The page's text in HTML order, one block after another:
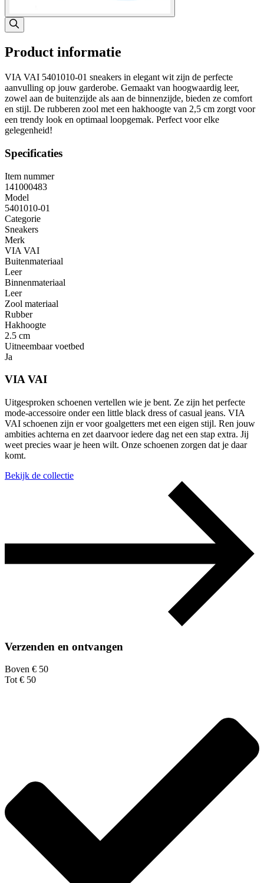
Product informatie
VIA VAI 5401010-01 sneakers in elegant wit zijn de perfecte
aanvulling op jouw garderobe. Gemaakt van hoogwaardig leer,
zowel aan de buitenzijde als aan de binnenzijde, bieden ze comfort
en stijl. De rubberen zool met een hakhoogte van 2,5 cm zorgt voor
een trendy look en optimaal loopgemak. Perfect voor elke
gelegenheid!
Specificaties
Item nummer
141000483
Model
5401010-01
Categorie
Sneakers
Merk
VIA VAI
Buitenmateriaal
Leer
Binnenmateriaal
Leer
Zool materiaal
Rubber
Hakhoogte
2.5 cm
Uitneembaar voetbed
Ja
VIA VAI
Uitgesproken schoenen vertellen wie je bent. Ze zijn het perfecte
mode-accessoire onder een little black dress of casual jeans. VIA
VAI schoenen zijn er voor goalgetters met een eigen stijl. Ren jouw
ambities achterna en zet daarvoor iedere dag net een stap extra. Jij
weet precies waar je heen wilt. Onze schoenen zorgen dat je daar
komt.
Bekijk de collectie
Verzenden en ontvangen
Boven € 50
Tot € 50